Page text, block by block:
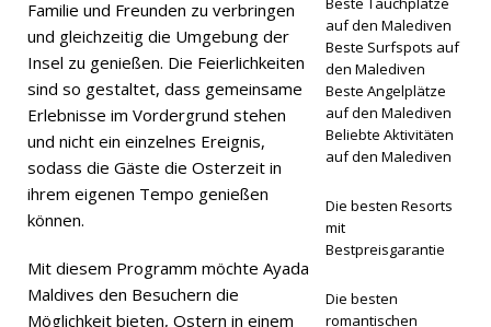
Fußballca
mp von
Michael
Owen.
5-STERNE-
UND
RESORTS
Familie und Freunden zu verbringen
und gleichzeitig die Umgebung der
Insel zu genießen. Die Feierlichkeiten
sind so gestaltet, dass gemeinsame
Erlebnisse im Vordergrund stehen
und nicht ein einzelnes Ereignis,
sodass die Gäste die Osterzeit in
ihrem eigenen Tempo genießen
können.
Mit diesem Programm möchte Ayada
Maldives den Besuchern die
Möglichkeit bieten, Ostern in einem
auf den Malediven
Beste Surfspots auf
den Malediven
Beste Angelplätze
auf den Malediven
Beliebte Aktivitäten
auf den Malediven
Die besten Resorts
mit
Bestpreisgarantie
Die besten
romantischen